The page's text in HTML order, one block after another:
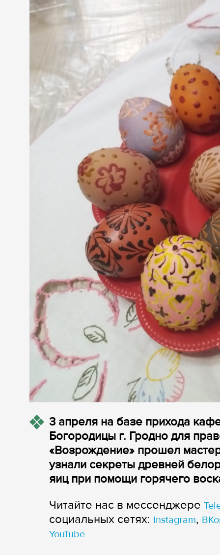
3 апреля на базе прихода
Богородицы г. Гродно для
«Возрождение» прошел
узнали секреты древней
яиц при помощи горячего
Читайте нас в мессенджере
cоциальных сетях: Instagram,
YouTube